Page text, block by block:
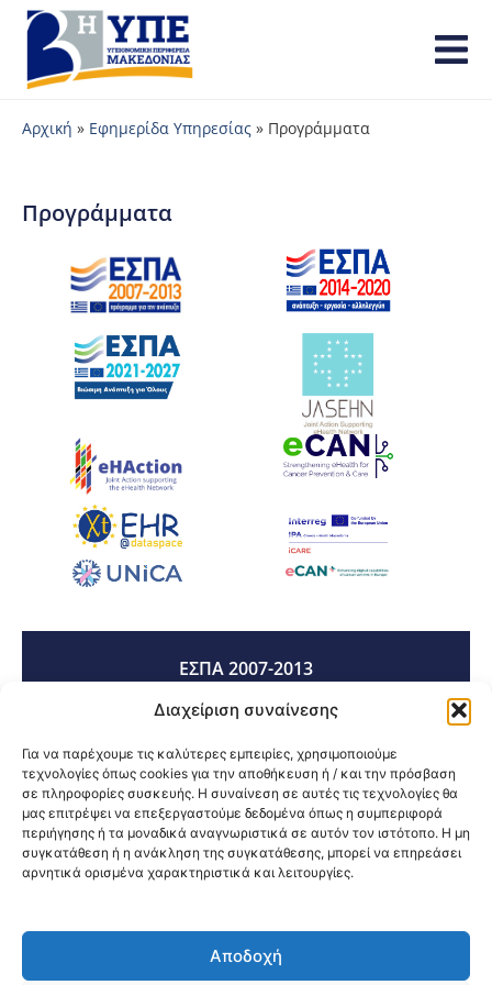
Διαχείριση συναίνεσης
Για να παρέχουμε τις καλύτερες εμπειρίες, χρησιμοποιούμε
τεχνολογίες όπως cookies για την αποθήκευση ή / και την πρόσβαση
σε πληροφορίες συσκευής. Η συναίνεση σε αυτές τις τεχνολογίες θα
μας επιτρέψει να επεξεργαστούμε δεδομένα όπως η συμπεριφορά
περιήγησης ή τα μοναδικά αναγνωριστικά σε αυτόν τον ιστότοπο. Η μη
συγκατάθεση ή η ανάκληση της συγκατάθεσης, μπορεί να επηρεάσει
αρνητικά ορισμένα χαρακτηριστικά και λειτουργίες.
Αποδοχή
Αρχική » Εφημερίδα Υπηρεσίας » Προγράμματα
Προγράμματα
ΕΣΠΑ 2007-2013
ΕΣΠΑ 2014-2020
ΕΣΠΑ 2021-2027
@2026 3ype.gr All rights reserved